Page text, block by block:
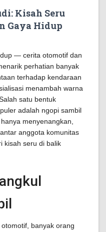
Kisah Seru
Gaya Hidup
— cerita otomotif dan
perhatian banyak
terhadap kendaraan
menambah warna
satu bentuk
adalah ngopi sambil
menyenangkan,
anggota komunitas
kisah seru di balik
banyak orang